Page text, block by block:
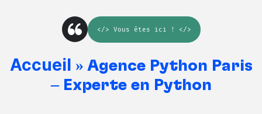
</> Vous êtes ici ! </>
Accueil » Agence Python Paris
– Experte en Python